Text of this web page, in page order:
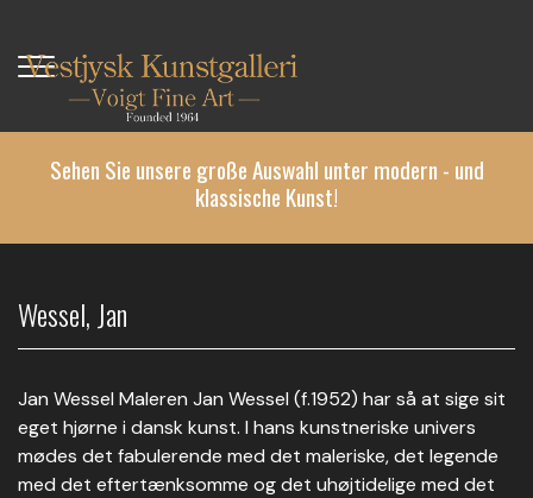
Inhalt
Sehen Sie unsere große Auswahl unter modern - und
klassische Kunst!
Wessel, Jan
Jan Wessel Maleren Jan Wessel (f.1952) har så at sige sit
eget hjørne i dansk kunst. I hans kunstneriske univers
mødes det fabulerende med det maleriske, det legende
med det eftertænksomme og det uhøjtidelige med det